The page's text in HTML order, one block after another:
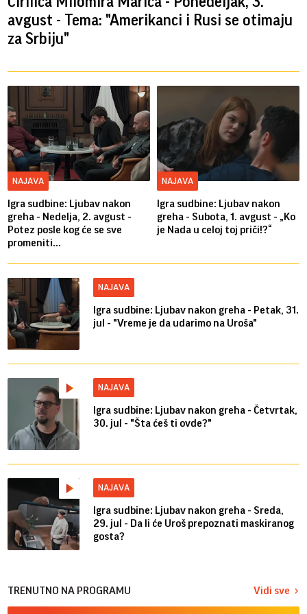
avgust - Tema: "Amerikanci i Rusi se otimaju
za Srbiju"
NAJAVA
Igra sudbine: Ljubav nakon
greha - Nedelja, 2. avgust -
Potez posle kog će se sve
promeniti...
NAJAVA
Igra sudbine: Ljubav nakon
greha - Subota, 1. avgust - „Ko
je Nada u celoj toj priči!?“
NAJAVA
Igra sudbine: Ljubav nakon greha - Petak, 31.
jul - "Vreme je da udarimo na Uroša"
NAJAVA
Igra sudbine: Ljubav nakon greha - Četvrtak,
30. jul - "Šta ćeš ti ovde?"
NAJAVA
Igra sudbine: Ljubav nakon greha - Sreda,
29. jul - Da li će Uroš prepoznati maskiranog
gosta?
TRENUTNO NA PROGRAMU Vidi sve